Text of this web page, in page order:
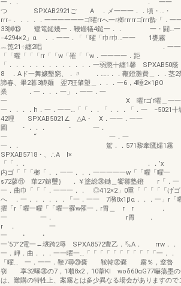
一．． ． 一一
つ SPXAB2921ご A ．メ一一一．．頃・…・
rrr−．．．．．一一一一一一ゴ曜rrへ一r榔rrrrrゴrrr酔「．一
33脚⑬ 鷺篭鎚幾一．鞭罎犠4鎚一．． 一・闘…一
−4294×2」α ．．一一．「「曜「巾r巾…一一 1甕霧
︷箆21÷纏2唱 ．一一
「「曜「「「rr「「w「罹「「w．一一一一．距
「．．．．．．．．．．．．．一弱懲十纏1馨 SPXAB50蔭
8 ．Aド一舞嬢墾窮、．〃 ．……．．鞭鐙灘費＿．．茎2
諦春、畢2暮3鱒麺 翌7狂肇塑＿．．．一6，4唾2×1βO
業 ．一．．．一」．一一．一
一 X 曜rゴr曜＿一一
一．．．．h．一．一一…「「．．「．．．「．一 −5021十
42哩 SPXAB5021∠ △A・ X．一一．一一
圃 ・．．． ・ 一．
一 ‘‘ 一．一
一．． 駕．．571黎牽鷹嬬1
SPXAB5718・、∴A l×
「「．．
内ゴ「「「榔「．．一一．．．一一一一一w「「曜「曜
s72蓼⑪ 華27鎚璽｝ ．￥塗総⑳鋤＿饗雛塾鐙 r「．一
一．曲巾「「「．一一一．． ◎412×2」0重「「「「「げ
へ ．一．．．．．．「一．一一 7瀦8x1βα．．．一」r「
擢「r「曜一曜「「曜一罹w罹一．r胃＿ r r ．
一 一． r胃 ．
r ． 一
一 ・
一‘5ア2電一←壌跨2辱 SPXA8572豊乙．㌦A． rrw．．
一．岬．曲．．．一一曜一…「「「「「「「「「「「一．．
「曜… 一．一一．鞭7尋⑳嚢 鞍韓⑳嚢 霧％，窒魯
窃 享32曝⑳の7，1噸8x2，10葦KI woδ60αG77嚇蕩墨の
は、難購の特牲上、案霧とは多少異なる場会がありますので